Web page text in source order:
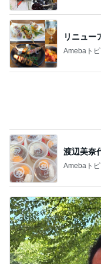
リニュー
Amebaトピ
渡辺美奈
Amebaトピ